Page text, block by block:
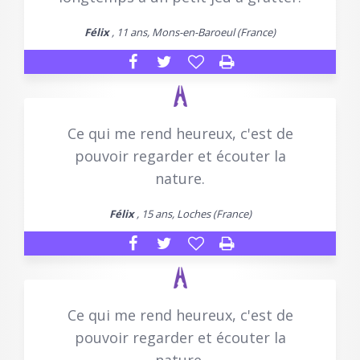
Félix, 11 ans, Mons-en-Baroeul (France)
Ce qui me rend heureux, c'est de
pouvoir regarder et écouter la
nature.
Félix, 15 ans, Loches (France)
Ce qui me rend heureux, c'est de
pouvoir regarder et écouter la